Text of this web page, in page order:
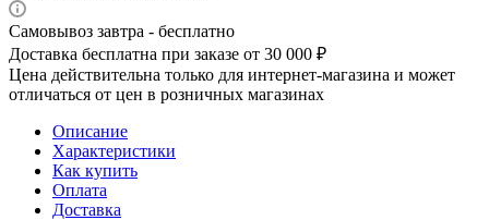
Самовывоз завтра - бесплатно
Доставка бесплатна при заказе от 30 000 ₽
Цена действительна только для интернет-магазина и может
отличаться от цен в розничных магазинах
Описание
Характеристики
Как купить
Оплата
Доставка